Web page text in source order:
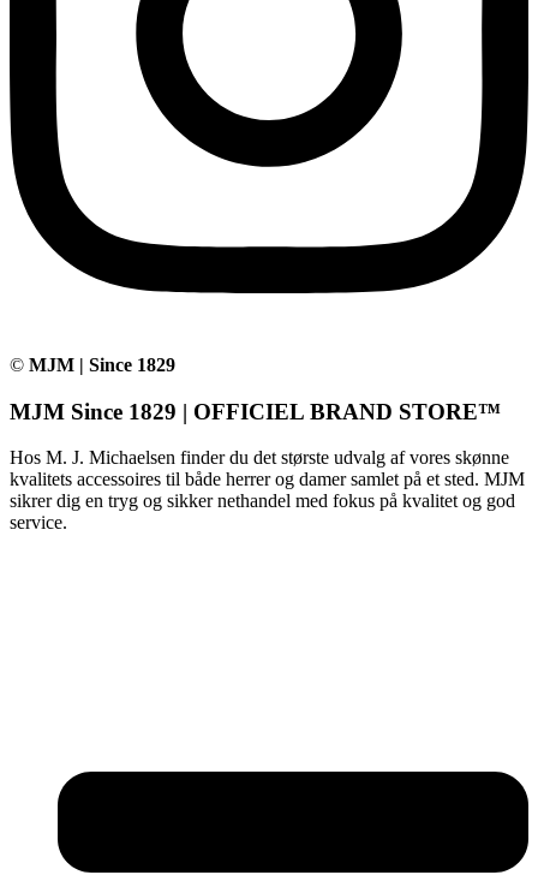
© MJM | Since 1829
MJM Since 1829 | OFFICIEL BRAND STORE™
Hos M. J. Michaelsen finder du det største udvalg af vores skønne
kvalitets accessoires til både herrer og damer samlet på et sted. MJM
sikrer dig en tryg og sikker nethandel med fokus på kvalitet og god
service.